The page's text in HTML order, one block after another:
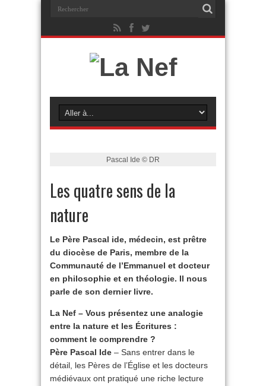
Pascal Ide © DR
Les quatre sens de la
nature
Le Père Pascal ide, médecin, est prêtre
du diocèse de Paris, membre de la
Communauté de l’Emmanuel et docteur
en philosophie et en théologie. Il nous
parle de son dernier livre.
La Nef – Vous présentez une analogie
entre la nature et les Écritures :
comment le comprendre ?
Père Pascal Ide – Sans entrer dans le
détail, les Pères de l’Église et les docteurs
médiévaux ont pratiqué une riche lecture